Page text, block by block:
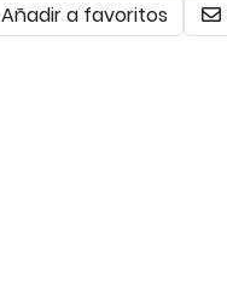
Añadir a favoritos